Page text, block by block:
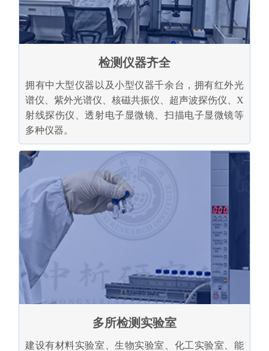
检测仪器齐全
拥有中大型仪器以及小型仪器千余台，拥有红外光
谱仪、紫外光谱仪、核磁共振仪、超声波探伤仪、X
射线探伤仪、透射电子显微镜、扫描电子显微镜等
多种仪器。
多所检测实验室
建设有材料实验室、生物实验室、化工实验室、能